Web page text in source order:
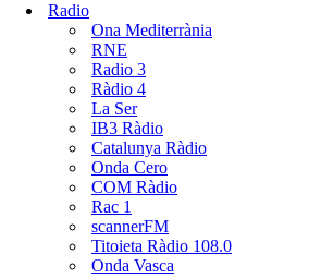
Radio
Ona Mediterrània
RNE
Radio 3
Ràdio 4
La Ser
IB3 Ràdio
Catalunya Ràdio
Onda Cero
COM Ràdio
Rac 1
scannerFM
Titoieta Ràdio 108.0
Onda Vasca